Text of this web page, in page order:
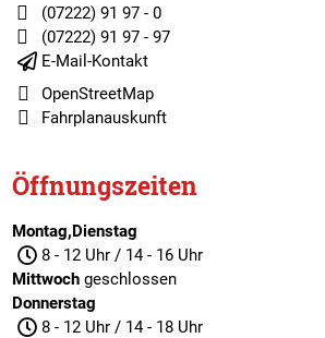
(07222) 91 97 - 0
(07222) 91 97 - 97
E-Mail-Kontakt
OpenStreetMap
Fahrplanauskunft
Öffnungszeiten
Montag,Dienstag
8 - 12 Uhr / 14 - 16 Uhr
Mittwochgeschlossen
Donnerstag
8 - 12 Uhr / 14 - 18 Uhr